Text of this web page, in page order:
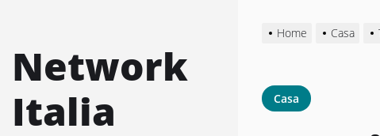
Network
Italia
Home Casa
Casa